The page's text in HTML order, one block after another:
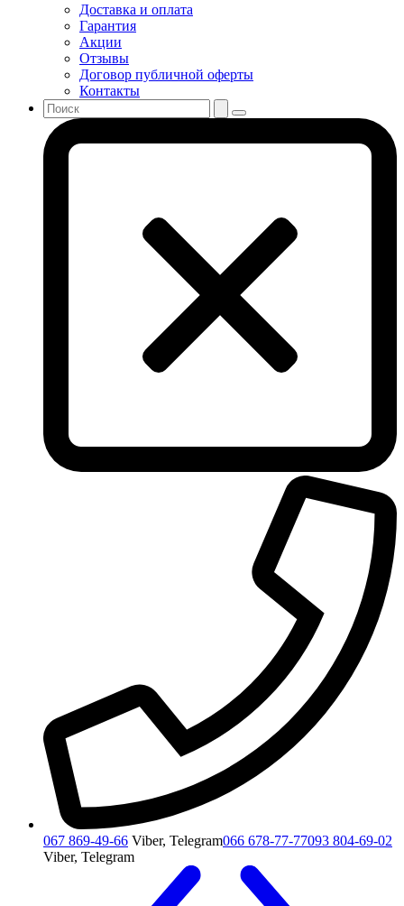
Доставка и оплата
Гарантия
Акции
Отзывы
Договор публичной оферты
Контакты
067 869-49-66 Viber, Telegram066 678-77-77093 804-69-02
Viber, Telegram